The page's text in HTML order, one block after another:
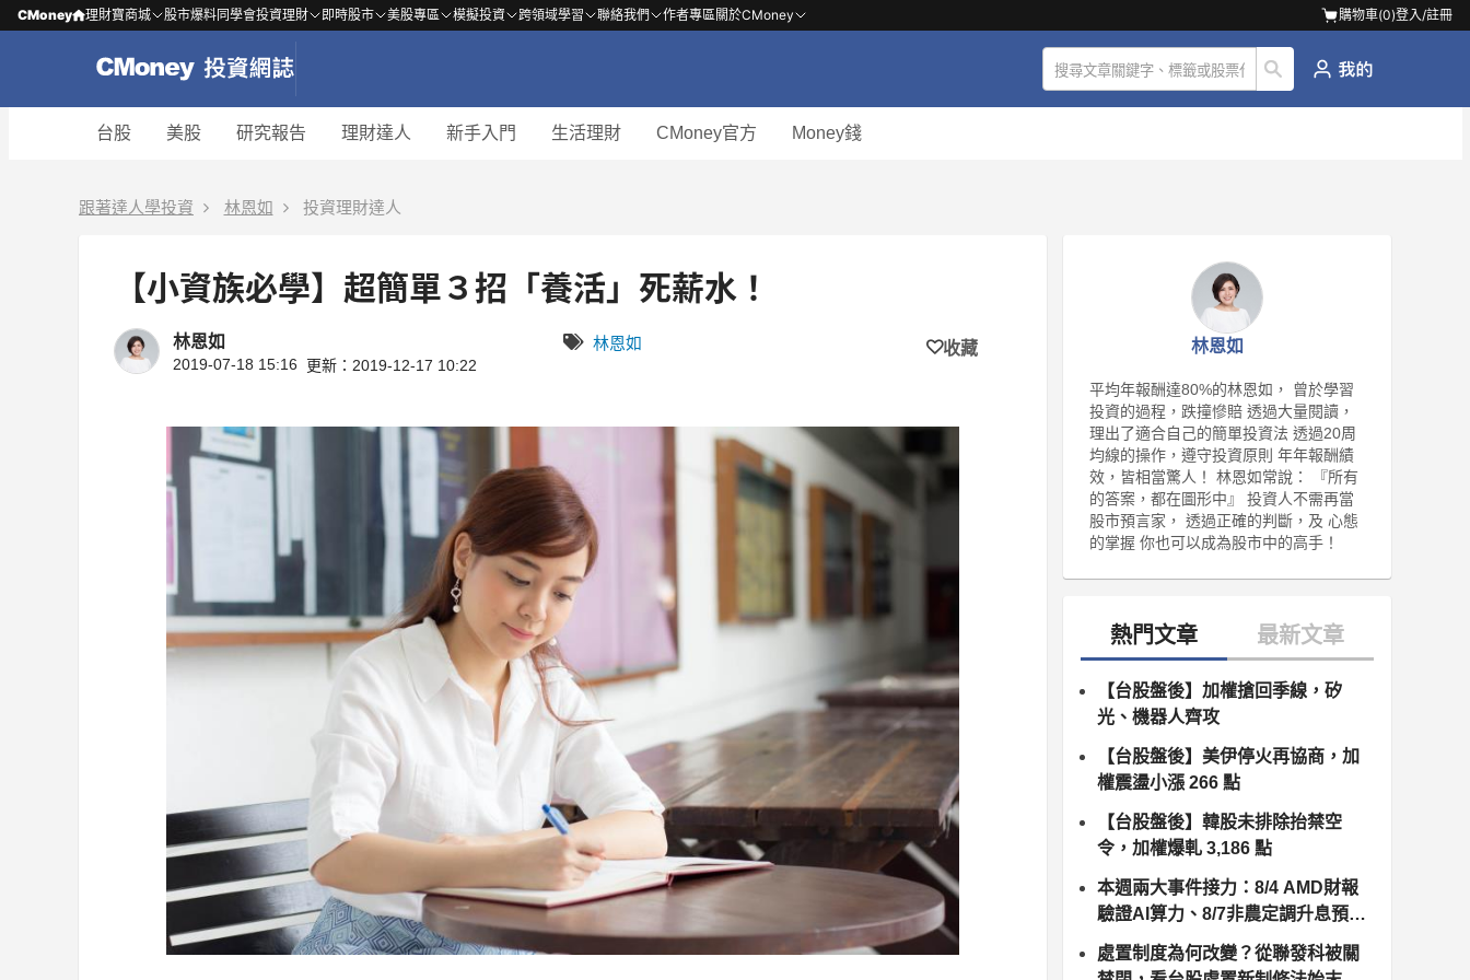
CMoney 理財寶商城 股市爆料同學會投資理財 即時股市 美股專區 模擬投資 跨領域學習 聯絡我們 作者專區關於CMoney 購物車(0)登入/註冊
台股 美股 研究報告 理財達人 新手入門 生活理財 CMoney官方 Money錢
跟著達人學投資 林恩如 投資理財達人
【小資族必學】超簡單３招「養活」死薪水！
林恩如
2019-07-18 15:16 更新：2019-12-17 10:22
林恩如 收藏 林恩如
平均年報酬達80%的林恩如， 曾於學習
投資的過程，跌撞慘賠 透過大量閱讀，
理出了適合自己的簡單投資法 透過20周
均線的操作，遵守投資原則 年年報酬績
效，皆相當驚人！ 林恩如常說： 『所有
的答案，都在圖形中』 投資人不需再當
股市預言家， 透過正確的判斷，及 心態
的掌握 你也可以成為股市中的高手！
【台股盤後】加權搶回季線，矽
光、機器人齊攻
【台股盤後】美伊停火再協商，加
權震盪小漲 266 點
【台股盤後】韓股未排除抬禁空
令，加權爆軋 3,186 點
本週兩大事件接力：8/4 AMD財報
驗證AI算力、8/7非農定調升息預
期，台股供應鏈誰卡位最佳？
處置制度為何改變？從聯發科被關